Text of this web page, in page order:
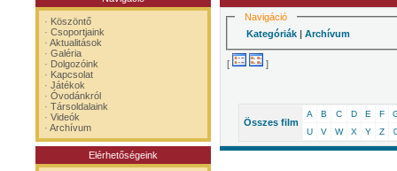
· Köszöntő
· Csoportjaink
· Aktualitások
· Galéria
· Dolgozóink
· Kapcsolat
· Játékok
· Óvodánkról
· Társoldalaink
· Videók
· Archívum
Elérhetőségeink
Navigáció
Kategóriák| Archívum
[ ]
Összes film
A B C D E F
U
V W X Y Z